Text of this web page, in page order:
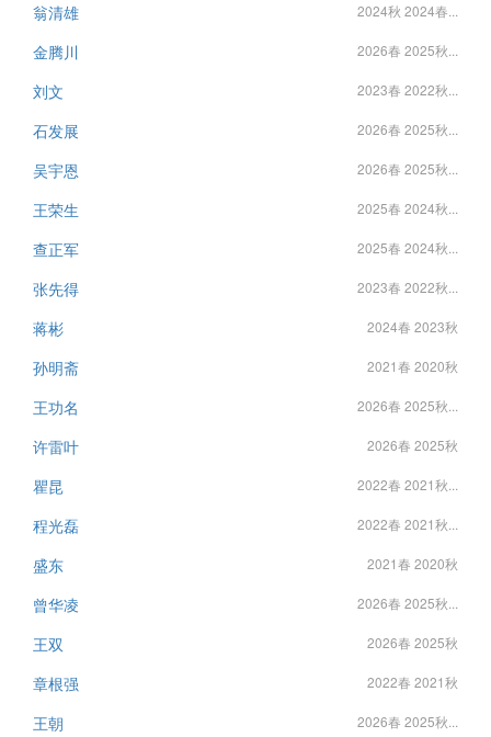
翁清雄 2024秋 2024春...
金腾川 2026春 2025秋...
刘文 2023春 2022秋...
石发展 2026春 2025秋...
吴宇恩 2026春 2025秋...
王荣生 2025春 2024秋...
查正军 2025春 2024秋...
张先得 2023春 2022秋...
蒋彬 2024春 2023秋
孙明斋 2021春 2020秋
王功名 2026春 2025秋...
许雷叶 2026春 2025秋
瞿昆 2022春 2021秋...
程光磊 2022春 2021秋...
盛东 2021春 2020秋
曾华凌 2026春 2025秋...
王双 2026春 2025秋
章根强 2022春 2021秋
王朝 2026春 2025秋...